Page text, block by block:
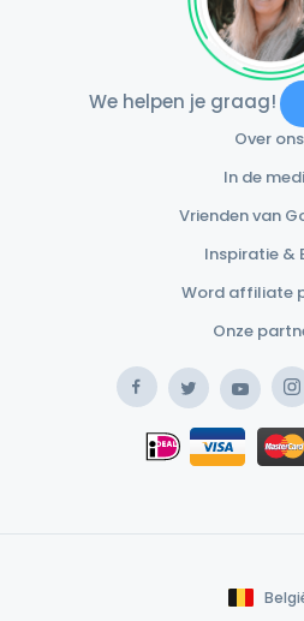
We helpen je graag!
Over ons
In de
Vrienden van
Inspiratie &
Word affiliate
Onze
FacebookTwitter
iDEAL
Safe